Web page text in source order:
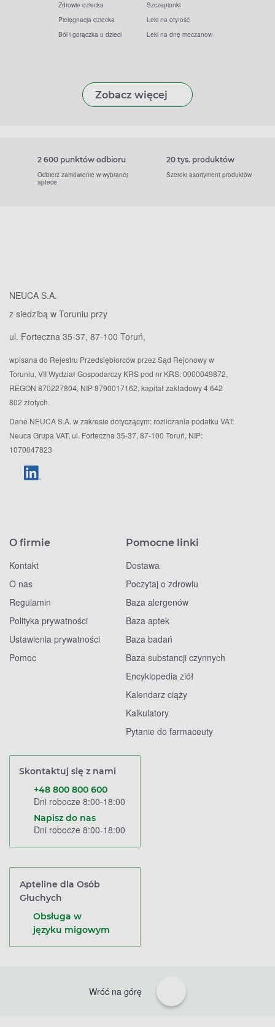
Zdrowie dziecka
Pielęgnacja dziecka
Ból i gorączka u dzieci
Szczepionki
Leki na otyłość
Leki na dnę moczanową
Zobacz więcej
2 600 punktów odbioru
Odbierz zamówienie w wybranej
aptece
20 tys. produktów
Szeroki asortyment produktów
NEUCA S.A.
z siedzibą w Toruniu przy
ul. Forteczna 35-37, 87-100 Toruń,
wpisana do Rejestru Przedsiębiorców przez Sąd Rejonowy w
Toruniu, VII Wydział Gospodarczy KRS pod nr KRS: 0000049872,
REGON 870227804, NIP 8790017162, kapitał zakładowy 4 642
802 złotych.
Dane NEUCA S.A. w zakresie dotyczącym: rozliczania podatku VAT:
Neuca Grupa VAT, ul. Forteczna 35-37, 87-100 Toruń, NIP:
1070047823
O firmie
Kontakt
O nas
Regulamin
Polityka prywatności
Ustawienia prywatności
Pomoc
Pomocne linki
Dostawa
Poczytaj o zdrowiu
Baza alergenów
Baza aptek
Baza badań
Baza substancji czynnych
Encyklopedia ziół
Kalendarz ciąży
Kalkulatory
Pytanie do farmaceuty
Skontaktuj się z nami
+48 800 800 600
Dni robocze 8:00-18:00
Napisz do nas
Dni robocze 8:00-18:00
Apteline dla Osób
Głuchych
Obsługa w
języku migowym
Wróć na górę